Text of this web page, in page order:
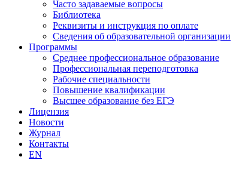
Часто задаваемые вопросы
Библиотека
Реквизиты и инструкция по оплате
Сведения об образовательной организации
Программы
Среднее профессиональное образование
Профессиональная переподготовка
Рабочие специальности
Повышение квалификации
Высшее образование без ЕГЭ
Лицензия
Новости
Журнал
Контакты
EN